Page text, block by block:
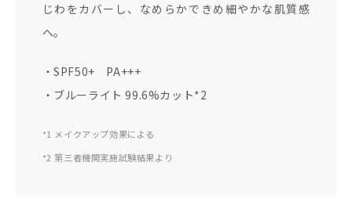
じわをカバーし、なめらかできめ細やかな肌質感
へ。
・SPF50+ PA+++
・ブルーライト 99.6%カット*2
*1 メイクアップ効果による
*2 第三者機関実施試験結果より